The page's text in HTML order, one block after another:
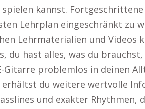
kannst.
Lehrplan eingeschränkt zu
Lehrmaterialien und
du hast alles, was du
Gitarre problemlos in deinen
du weitere wertvolle
und exakter Rhythmen,